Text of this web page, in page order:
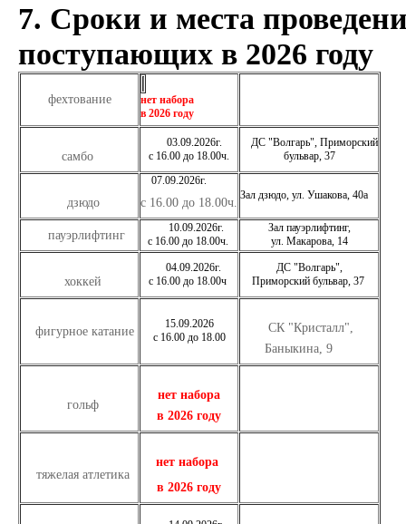
7. Сроки и места
поступающих в 2026 году
фехтование
нет набора
в 2026 году
самбо
03.09.2026г.
с 16.00 до 18.00ч.
ДС "Волгарь", Приморский
бульвар, 37
дзюдо
07.09.2026г.
с 16.00 до 18.00ч.
Зал дзюдо, ул. Ушакова, 40а
пауэрлифтинг
10.09.2026г.
с 16.00 до 18.00ч.
Зал пауэрлифтинг,
ул. Макарова, 14
хоккей
04.09.2026г.
с 16.00 до 18.00ч
ДС "Волгарь",
Приморский бульвар, 37
фигурное катание
15.09.2026
с 16.00 до 18.00
СК "Кристалл",
Баныкина, 9
гольф
нет набора
в 2026 году
тяжелая атлетика
нет набора
в 2026 году